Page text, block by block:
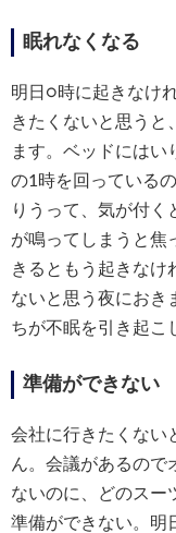
眠れなくなる
明日○時に起きなけ
きたくないと思うと
ます。ベッドにはい
の1時を回っている
りうって、気が付く
が鳴ってしまうと焦
きるともう起きなけ
ないと思う夜におき
ちが不眠を引き起こ
準備ができない
会社に行きたくない
ん。会議があるので
ないのに、どのスー
準備ができない。明